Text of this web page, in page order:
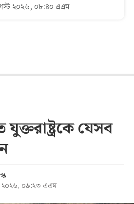
২০২৬, ০৮:৪০ এএম
যেসব
২০২৬, ০৯:২৩ এএম